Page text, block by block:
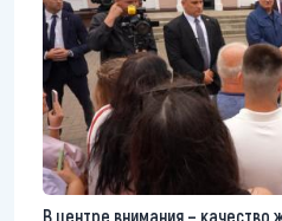
В центре внимания – качество